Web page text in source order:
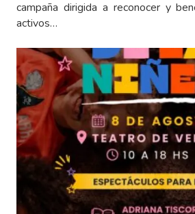
campaña dirigida a reconocer y
activos…